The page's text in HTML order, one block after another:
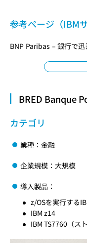
参考ページ（IBMサ
BNP Paribas – 銀行で
BRED Banque
カテゴリ
業種：金融
企業規模：大規模
導入製品：
z/OSを実行する
IBM z14
IBM TS7760（ス